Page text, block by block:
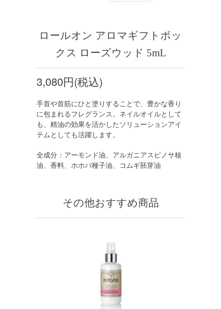
ロールオン アロマギフトボッ
クス ローズウッド 5mL
3,080円(税込)
手首や首筋にひと塗りすることで、豊かな香り
に包まれるフレグランス。ネイルオイルとして
も、精油の効果を活かしたソリューションアイ
テムとしても活躍します。
全成分：アーモンド油、アルガニアスピノサ核
油、香料、ホホバ種子油、コムギ胚芽油
その他おすすめ商品